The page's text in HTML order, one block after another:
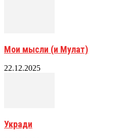
Мои мысли (и Мулат)
22.12.2025
Укради